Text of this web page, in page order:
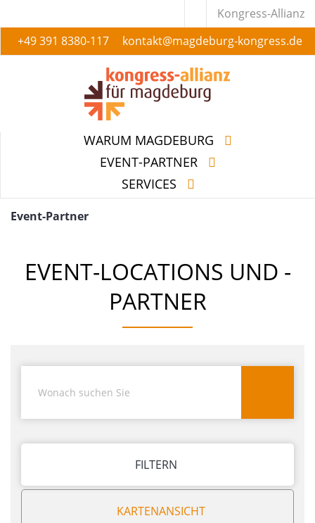
WARUM MAGDEBURG
EVENT-PARTNER
Kongress-Allianz
+49 391 8380-117
kontakt@magdeburg-kongress.de
WARUM MAGDEBURG
EVENT-PARTNER
SERVICES
Event-Partner
EVENT-LOCATIONS UND -
PARTNER
FILTERN
KARTENANSICHT